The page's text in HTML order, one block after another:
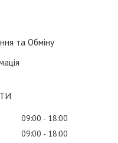
та Обміну
09:00
18:00
09:00
18:00